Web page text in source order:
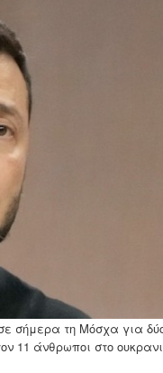
σήμερα τη Μόσχα για
11 άνθρωποι στο